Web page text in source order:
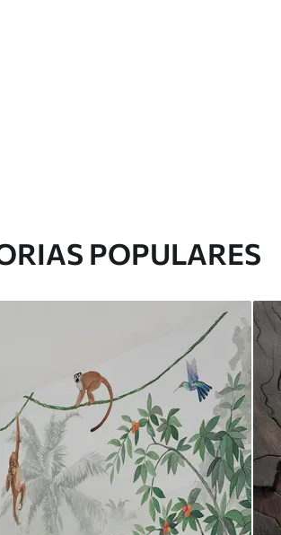
POPULARES